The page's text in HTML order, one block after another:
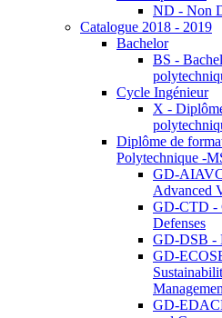
ND - Non
Catalogue 2018 - 2019
Bachelor
BS -
Cycle Ingénieur
X -
Diplôme de
Polytechnique -
GD-
Advanced
GD-CTD -
Defenses
GD-DSB -
GD-
GD-